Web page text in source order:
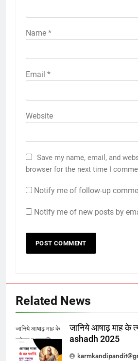
Name *
Email *
Website
Save my name, email, and
browser for the next time I
Notify me of follow-up
Notify me of new posts by
Related News
जानिये आषाढ़ माह के
त्योहार व व्रतादि -
ashadh 2025
जानिये आषाढ़ माह के
ashadh 2025